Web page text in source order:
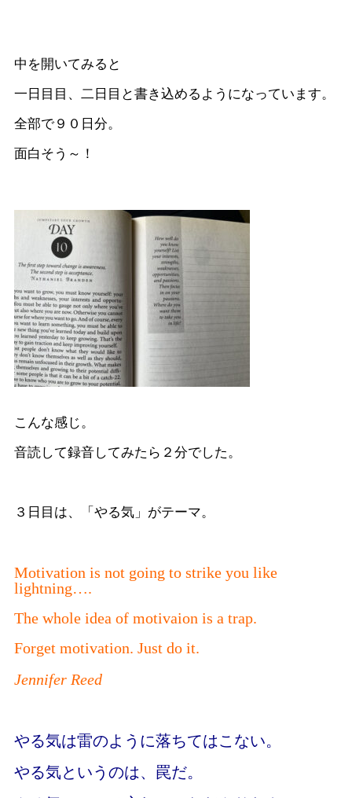
中を開いてみると
一日目目、二日目と書き込めるようになっています。
全部で９０日分。
面白そう～！
こんな感じ。
音読して録音してみたら２分でした。
３日目は、「やる気」がテーマ。
Motivation is not going to strike you like
lightning….
The whole idea of motivaion is a trap.
Forget motivation. Just do it.
Jennifer Reed
やる気は雷のように落ちてはこない。
やる気というのは、罠だ。